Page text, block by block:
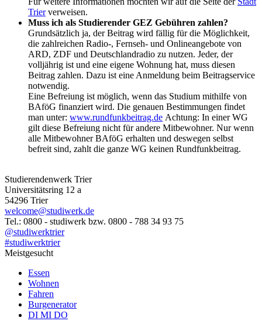
Trierverweisen.
Muss ich als Studierender GEZ Gebühren zahlen?
Grundsätzlich ja, der Beitrag wird fällig für die Möglichkeit,
die zahlreichen Radio-, Fernseh- und Onlineangebote von
ARD, ZDF und Deutschlandradio zu nutzen. Jeder, der
volljährig ist und eine eigene Wohnung hat, muss diesen
Beitrag zahlen. Dazu ist eine Anmeldung beim Beitragservice
notwendig.
Eine Befreiung ist möglich, wenn das Studium mithilfe von
BAföG finanziert wird. Die genauen Bestimmungen findet
man unter: www.rundfunkbeitrag.de Achtung: In einer WG
gilt diese Befreiung nicht für andere Mitbewohner. Nur wenn
alle Mitbewohner BAföG erhalten und deswegen selbst
befreit sind, zahlt die ganze WG keinen Rundfunkbeitrag.
Studierendenwerk Trier
Universitätsring 12 a
54296 Trier
welcome@studiwerk.de
Tel.: 0800 - studiwerk bzw. 0800 - 788 34 93 75
@studiwerktrier
#studiwerktrier
Meistgesucht
Essen
Wohnen
Fahren
Burgenerator
DI MI DO